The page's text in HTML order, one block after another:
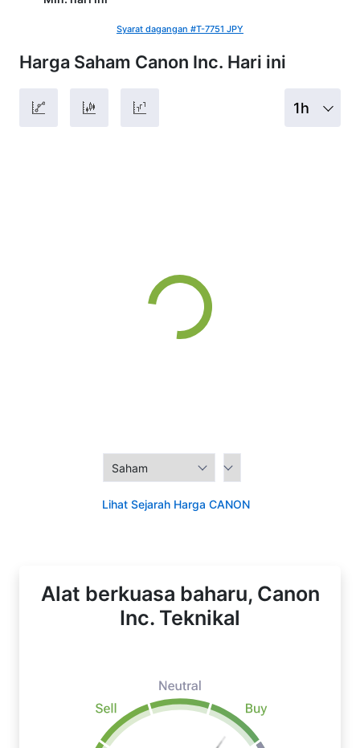
Harga Saham Canon Inc. Hari ini
1h
Lihat Sejarah Harga CANON
Syarat dagangan #T-7751 JPY
Alat berkuasa baharu, Canon
Inc. Teknikal